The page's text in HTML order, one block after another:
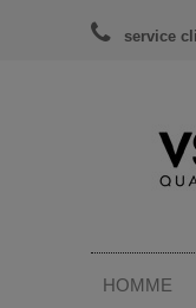
service
HOMME